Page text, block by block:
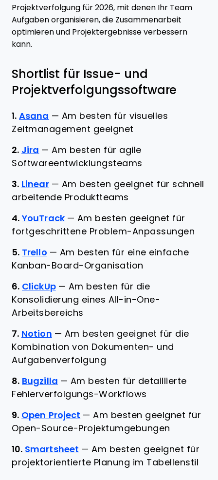
Projektverfolgung für 2026, mit denen Ihr Team
Aufgaben organisieren, die Zusammenarbeit
optimieren und Projektergebnisse verbessern
kann.
Shortlist für Issue- und
Projektverfolgungssoftware
1. Asana — Am besten für visuelles
Zeitmanagement geeignet
2. Jira —Am besten für agile
Softwareentwicklungsteams
3. Linear — Am besten geeignet für schnell
arbeitende Produktteams
4. YouTrack — Am besten geeignet für
fortgeschrittene Problem-Anpassungen
5. Trello — Am besten für eine einfache
Kanban-Board-Organisation
6. ClickUp — Am besten für die
Konsolidierung eines All-in-One-
Arbeitsbereichs
7. Notion — Am besten geeignet für die
Kombination von Dokumenten- und
Aufgabenverfolgung
8. Bugzilla — Am besten für detaillierte
Fehlerverfolgungs-Workflows
9. Open Project —Am besten geeignet für
Open-Source-Projektumgebungen
10. Smartsheet — Am besten geeignet für
projektorientierte Planung im Tabellenstil